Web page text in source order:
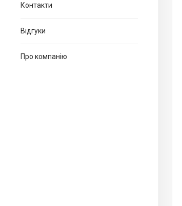
Контакти
Відгуки
Про компанію